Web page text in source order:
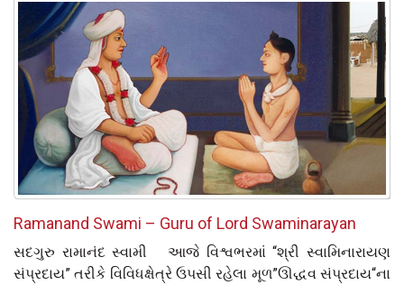
Ramanand Swami – Guru of Lord Swaminarayan
સદગુરુ રામાનંદ સ્વામી આજે વિશ્વભરમાં “શ્રી સ્વામિનારાયણ
સંપ્રદાય” તરીકે વિવિધક્ષેત્રે ઉપસી રહેલા મૂળ”ઊદ્ધવ સંપ્રદાય“ના